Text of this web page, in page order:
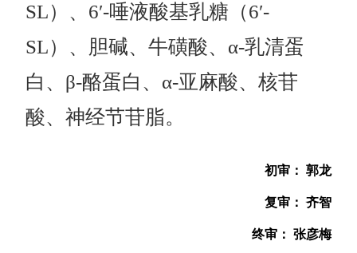
SL）、6′-唾液酸基乳糖（6′-
SL）、胆碱、牛磺酸、α-乳清蛋
白、β-酪蛋白、α-亚麻酸、核苷
酸、神经节苷脂。
初审： 郭龙
复审： 齐智
终审： 张彦梅